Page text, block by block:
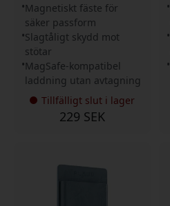
Magnetiskt fäste för
säker passform
Slagtåligt skydd mot
stötar
MagSafe-kompatibel
laddning utan avtagning
Tillfälligt slut i lager
229 SEK